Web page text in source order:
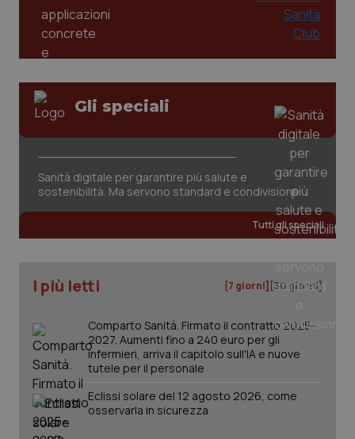
Gli speciali
Sanità digitale per garantire più salute e
sostenibilità. Ma servono standard e condivisione
Tutti gli speciali
I più letti [7 giorni] [30 giorni]
Comparto Sanità. Firmato il contratto 2025-
2027. Aumenti fino a 240 euro per gli
infermieri, arriva il capitolo sull'IA e nuove
tutele per il personale
Eclissi solare del 12 agosto 2026, come
osservarla in sicurezza
tracking-sites-ironfish-
session-id
www.quotidianosanita.it
_ga
.quotidianosanita.it